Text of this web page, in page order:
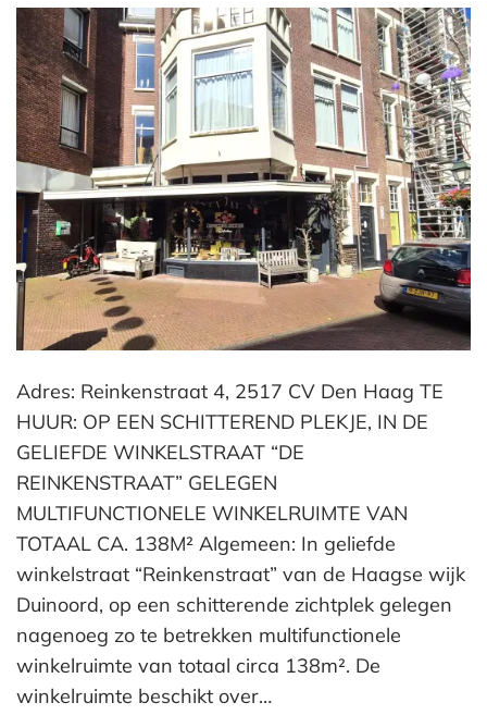
Adres: Reinkenstraat 4, 2517 CV Den Haag TE
HUUR: OP EEN SCHITTEREND PLEKJE, IN DE
GELIEFDE WINKELSTRAAT “DE
REINKENSTRAAT” GELEGEN
MULTIFUNCTIONELE WINKELRUIMTE VAN
TOTAAL CA. 138M² Algemeen: In geliefde
winkelstraat “Reinkenstraat” van de Haagse wijk
Duinoord, op een schitterende zichtplek gelegen
nagenoeg zo te betrekken multifunctionele
winkelruimte van totaal circa 138m². De
winkelruimte beschikt over…